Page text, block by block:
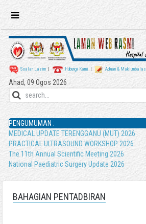
Soalan Lazim Hubungi Kami Aduan & Maklumbalas
Ahad, 09 Ogos 2026
PENGUMUMAN :
MEDICAL UPDATE TERENGGANU (MUT) 2026
PRACTICAL ULTRASOUND WORKSHOP 2026
The 11th Annual Scientific Meeting 2026
National Paediatric Surgery Update 2026
BAHAGIAN PENTADBIRAN